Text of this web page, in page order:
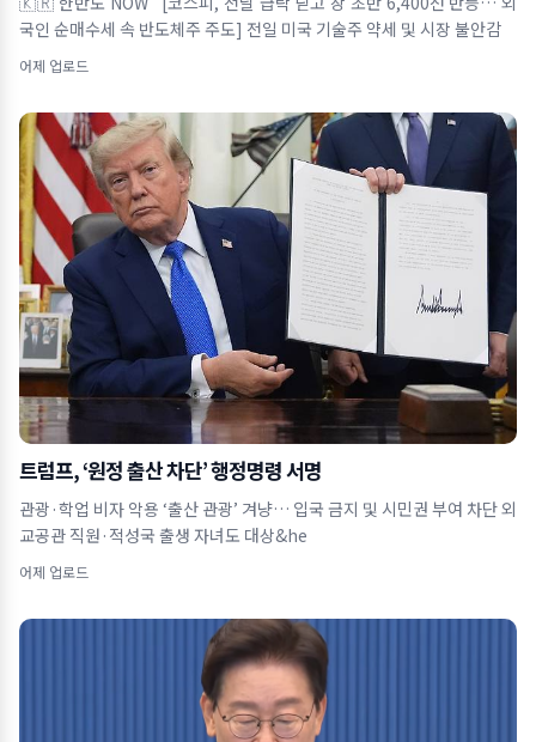
국인 순매수세 속 반도체주 주도] 전일 미국 기술주 약세 및 시장 불안감
어제 업로드
트럼프, ‘원정 출산 차단’ 행정명령 서명
관광·학업 비자 악용 ‘출산 관광’ 겨냥… 입국 금지 및 시민권 부여 차단 외
교공관 직원·적성국 출생 자녀도 대상&he
어제 업로드